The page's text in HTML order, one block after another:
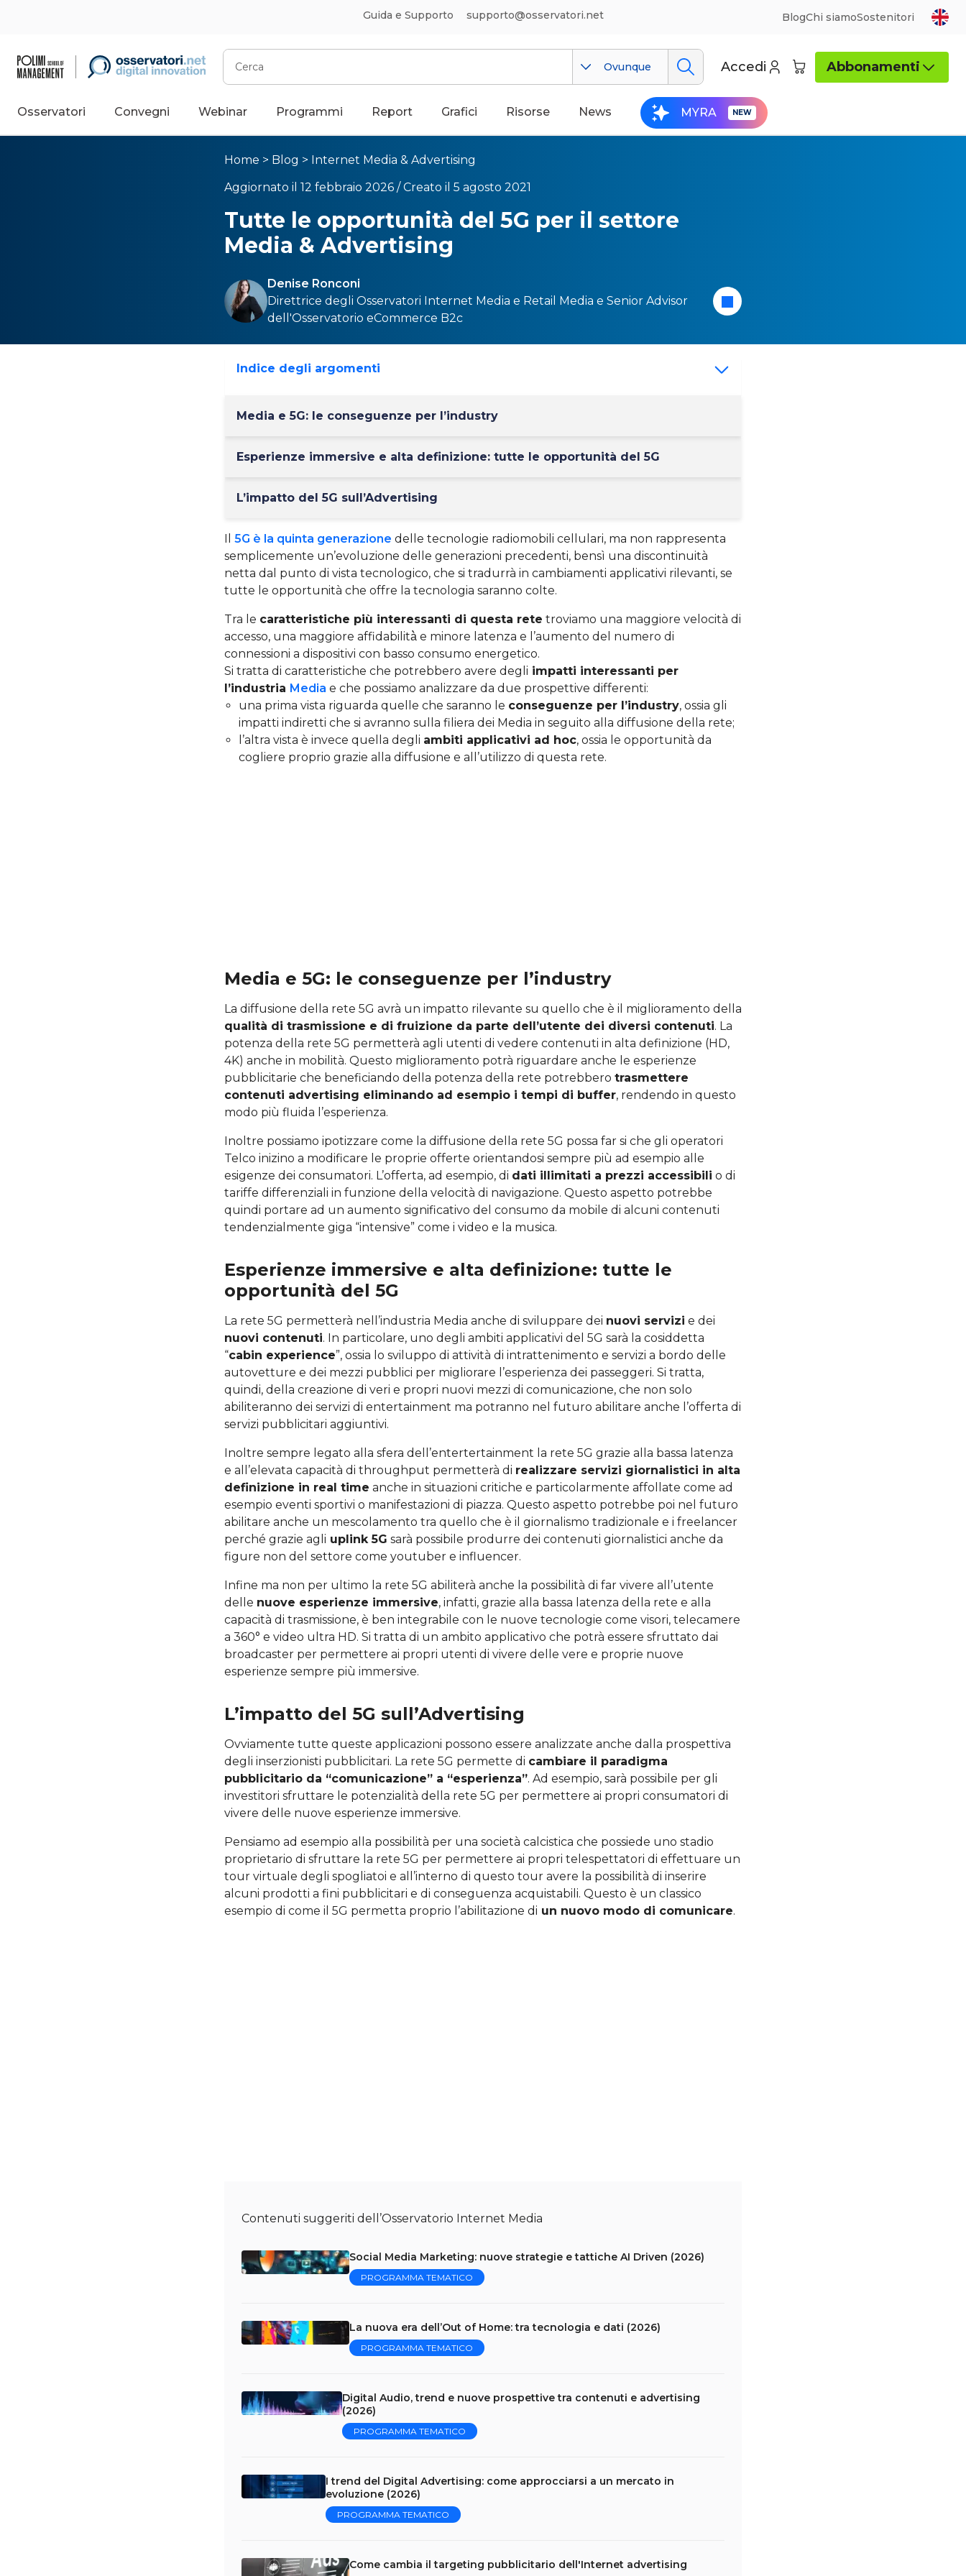
Guida e Supporto supporto@osservatori.net BlogChi siamoSostenitori
Cerca
Ovunque Accedi Abbonamenti
Osservatori Convegni Webinar Programmi Report Grafici Risorse News MYRA
Home > Blog > Internet Media & Advertising
Aggiornato il 12 febbraio 2026 / Creato il 5 agosto 2021
Tutte le opportunità del 5G per il settore
Media & Advertising
Denise Ronconi
Direttrice degli Osservatori Internet Media e Retail Media e Senior Advisor
dell'Osservatorio eCommerce B2c
Indice degli argomenti
Media e 5G: le conseguenze per l’industry
Esperienze immersive e alta definizione: tutte le opportunità del 5G
L’impatto del 5G sull’Advertising
Il 5G è la quinta generazione delle tecnologie radiomobili cellulari, ma non rappresenta
semplicemente un’evoluzione delle generazioni precedenti, bensì una discontinuità
netta dal punto di vista tecnologico, che si tradurrà in cambiamenti applicativi rilevanti, se
tutte le opportunità che offre la tecnologia saranno colte.
Tra le caratteristiche più interessanti di questa rete troviamo una maggiore velocità di
accesso, una maggiore affidabilità̀ e minore latenza e l’aumento del numero di
connessioni a dispositivi con basso consumo energetico.
Si tratta di caratteristiche che potrebbero avere degli impatti interessanti per
l’industria Media e che possiamo analizzare da due prospettive differenti:
una prima vista riguarda quelle che saranno le conseguenze per l’industry, ossia gli
impatti indiretti che si avranno sulla filiera dei Media in seguito alla diffusione della rete;
l’altra vista è invece quella degli ambiti applicativi ad hoc, ossia le opportunità da
cogliere proprio grazie alla diffusione e all’utilizzo di questa rete.
Media e 5G: le conseguenze per l’industry
La diffusione della rete 5G avrà un impatto rilevante su quello che è il miglioramento della
qualità di trasmissione e di fruizione da parte dell’utente dei diversi contenuti. La
potenza della rete 5G permetterà agli utenti di vedere contenuti in alta definizione (HD,
4K) anche in mobilità. Questo miglioramento potrà riguardare anche le esperienze
pubblicitarie che beneficiando della potenza della rete potrebbero trasmettere
contenuti advertising eliminando ad esempio i tempi di buffer, rendendo in questo
modo più fluida l’esperienza.
Inoltre possiamo ipotizzare come la diffusione della rete 5G possa far si che gli operatori
Telco inizino a modificare le proprie offerte orientandosi sempre più ad esempio alle
esigenze dei consumatori. L’offerta, ad esempio, di dati illimitati a prezzi accessibili o di
tariffe differenziali in funzione della velocità di navigazione. Questo aspetto potrebbe
quindi portare ad un aumento significativo del consumo da mobile di alcuni contenuti
tendenzialmente giga “intensive” come i video e la musica.
Esperienze immersive e alta definizione: tutte le
opportunità del 5G
La rete 5G permetterà nell’industria Media anche di sviluppare dei nuovi servizi e dei
nuovi contenuti. In particolare, uno degli ambiti applicativi del 5G sarà la cosiddetta
“cabin experience”, ossia lo sviluppo di attività di intrattenimento e servizi a bordo delle
autovetture e dei mezzi pubblici per migliorare l’esperienza dei passeggeri. Si tratta,
quindi, della creazione di veri e propri nuovi mezzi di comunicazione, che non solo
abiliteranno dei servizi di entertainment ma potranno nel futuro abilitare anche l’offerta di
servizi pubblicitari aggiuntivi.
Inoltre sempre legato alla sfera dell’entertertainment la rete 5G grazie alla bassa latenza
e all’elevata capacità di throughput permetterà di realizzare servizi giornalistici in alta
definizione in real time anche in situazioni critiche e particolarmente affollate come ad
esempio eventi sportivi o manifestazioni di piazza. Questo aspetto potrebbe poi nel futuro
abilitare anche un mescolamento tra quello che è il giornalismo tradizionale e i freelancer
perché grazie agli uplink 5G sarà possibile produrre dei contenuti giornalistici anche da
figure non del settore come youtuber e influencer.
Infine ma non per ultimo la rete 5G abiliterà anche la possibilità di far vivere all’utente
delle nuove esperienze immersive, infatti, grazie alla bassa latenza della rete e alla
capacità di trasmissione, è ben integrabile con le nuove tecnologie come visori, telecamere
a 360° e video ultra HD. Si tratta di un ambito applicativo che potrà essere sfruttato dai
broadcaster per permettere ai propri utenti di vivere delle vere e proprie nuove
esperienze sempre più immersive.
L’impatto del 5G sull’Advertising
Ovviamente tutte queste applicazioni possono essere analizzate anche dalla prospettiva
degli inserzionisti pubblicitari. La rete 5G permette di cambiare il paradigma
pubblicitario da “comunicazione” a “esperienza”. Ad esempio, sarà possibile per gli
investitori sfruttare le potenzialità della rete 5G per permettere ai propri consumatori di
vivere delle nuove esperienze immersive.
Pensiamo ad esempio alla possibilità per una società calcistica che possiede uno stadio
proprietario di sfruttare la rete 5G per permettere ai propri telespettatori di effettuare un
tour virtuale degli spogliatoi e all’interno di questo tour avere la possibilità di inserire
alcuni prodotti a fini pubblicitari e di conseguenza acquistabili. Questo è un classico
esempio di come il 5G permetta proprio l’abilitazione di un nuovo modo di comunicare.
Contenuti suggeriti dell’Osservatorio Internet Media
Social Media Marketing: nuove strategie e tattiche AI Driven (2026)
PROGRAMMA TEMATICO
La nuova era dell’Out of Home: tra tecnologia e dati (2026)
PROGRAMMA TEMATICO
Digital Audio, trend e nuove prospettive tra contenuti e advertising
(2026)
PROGRAMMA TEMATICO
I trend del Digital Advertising: come approcciarsi a un mercato in
evoluzione (2026)
PROGRAMMA TEMATICO
Come cambia il targeting pubblicitario dell'Internet advertising